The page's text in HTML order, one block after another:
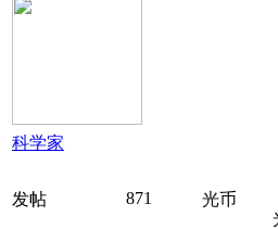
科学家
发帖 871 光币